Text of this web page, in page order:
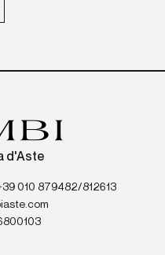
d'Aste
010 879482/812613